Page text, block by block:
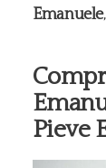
Emanuele
Pieve